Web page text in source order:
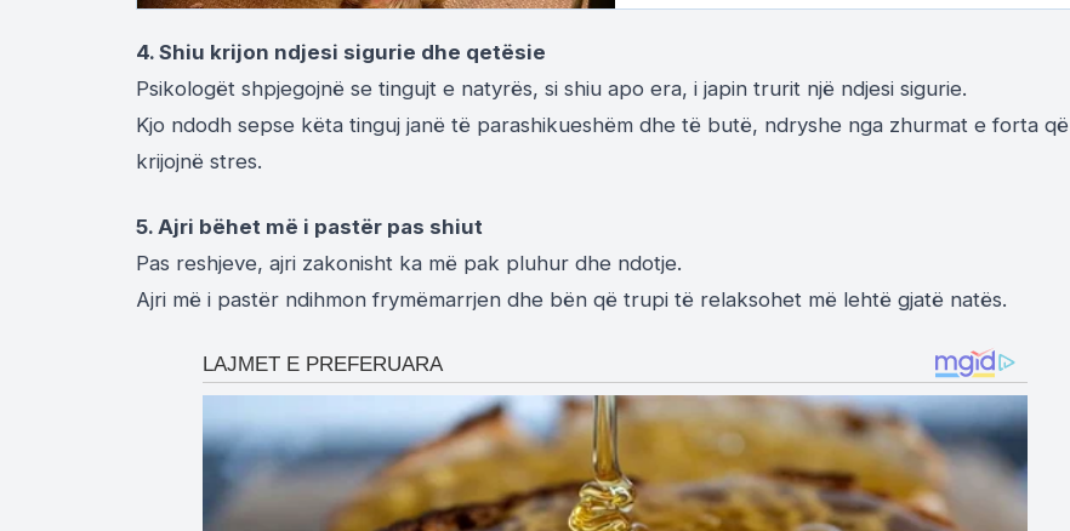
4. Shiu krijon ndjesi sigurie dhe qetësie
Psikologët shpjegojnë se tingujt e natyrës, si shiu apo era, i japin trurit një ndjesi sigurie.
Kjo ndodh sepse këta tinguj janë të parashikueshëm dhe të butë, ndryshe nga zhurmat e forta që
krijojnë stres.
5. Ajri bëhet më i pastër pas shiut
Pas reshjeve, ajri zakonisht ka më pak pluhur dhe ndotje.
Ajri më i pastër ndihmon frymëmarrjen dhe bën që trupi të relaksohet më lehtë gjatë natës.